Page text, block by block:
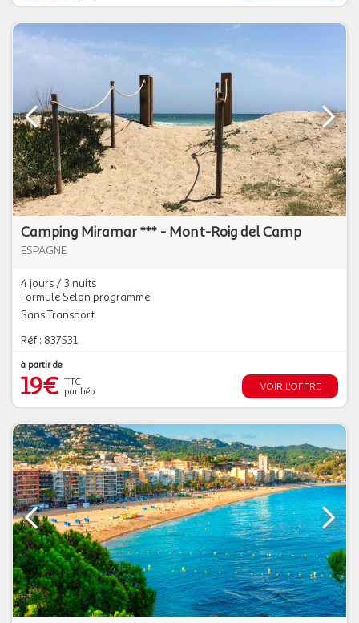
Camping Miramar *** - Mont-Roig del Camp
ESPAGNE
4 jours / 3 nuits
Formule Selon programme
Sans Transport
Réf : 837531
à partir de
19€ TTC
par héb.
VOIR L'OFFRE